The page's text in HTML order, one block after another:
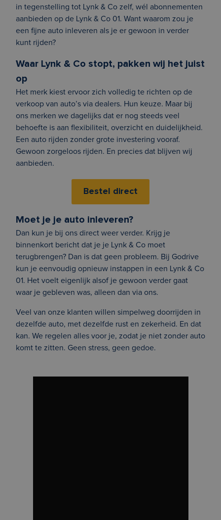
in tegenstelling tot Lynk & Co zelf, wél abonnementen
aanbieden op de Lynk & Co 01. Want waarom zou je
een fijne auto inleveren als je er gewoon in verder
kunt rijden?
Waar Lynk & Co stopt, pakken wij het juist
op
Het merk kiest ervoor zich volledig te richten op de
verkoop van auto’s via dealers. Hun keuze. Maar bij
ons merken we dagelijks dat er nog steeds veel
behoefte is aan flexibiliteit, overzicht en duidelijkheid.
Een auto rijden zonder grote investering vooraf.
Gewoon zorgeloos rijden. En precies dat blijven wij
aanbieden.
Bestel direct
Moet je je auto inleveren?
Dan kun je bij ons direct weer verder. Krijg je
binnenkort bericht dat je je Lynk & Co moet
terugbrengen? Dan is dat geen probleem. Bij Godrive
kun je eenvoudig opnieuw instappen in een Lynk & Co
01. Het voelt eigenlijk alsof je gewoon verder gaat
waar je gebleven was, alleen dan via ons.
Veel van onze klanten willen simpelweg doorrijden in
dezelfde auto, met dezelfde rust en zekerheid. En dat
kan. We regelen alles voor je, zodat je niet zonder auto
komt te zitten. Geen stress, geen gedoe.